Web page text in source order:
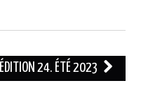
ÉDITION 24. ÉTÉ 2023